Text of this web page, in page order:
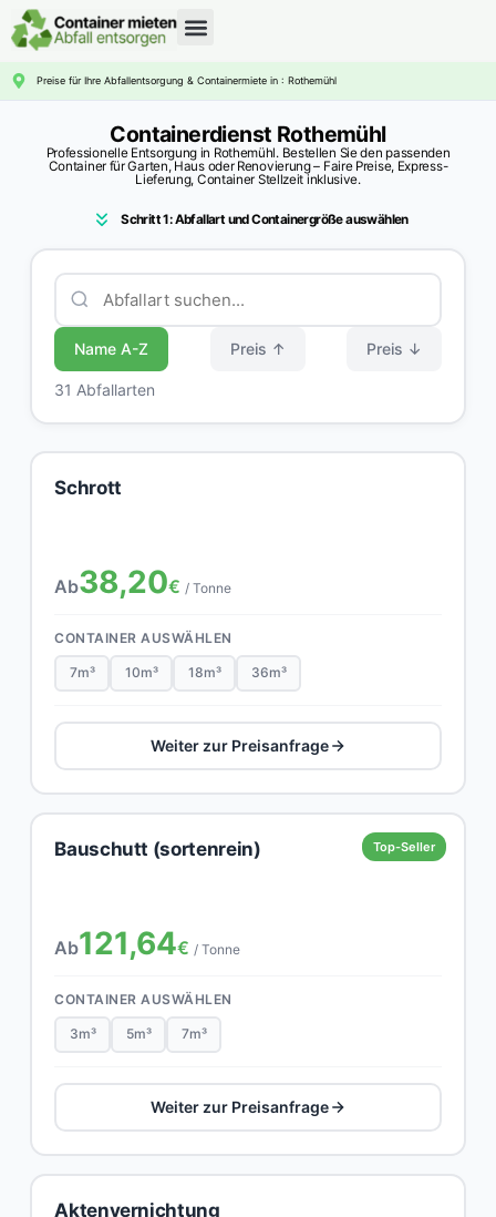
Preise für Ihre Abfallentsorgung & Containermiete in : Rothemühl
Containerdienst Rothemühl
Professionelle Entsorgung in Rothemühl. Bestellen Sie den passenden
Container für Garten, Haus oder Renovierung – Faire Preise, Express-
Lieferung, Container Stellzeit inklusive.
Schritt 1: Abfallart und Containergröße auswählen
Name A-Z Preis ↑ Preis ↓
31 Abfallarten
Schrott
Ab38,20€ / Tonne
CONTAINER AUSWÄHLEN
7m³ 10m³ 18m³ 36m³
Weiter zur Preisanfrage
Top-Seller
Bauschutt (sortenrein)
Ab121,64€ / Tonne
CONTAINER AUSWÄHLEN
3m³ 5m³ 7m³
Weiter zur Preisanfrage
Aktenvernichtung